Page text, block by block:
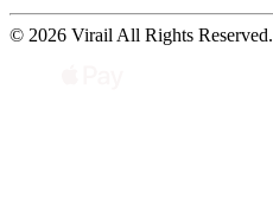
© 2026 Virail All Rights Reserved.